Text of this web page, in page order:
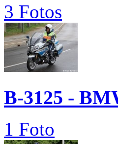
3 Fotos
B-3125 -
1 Foto